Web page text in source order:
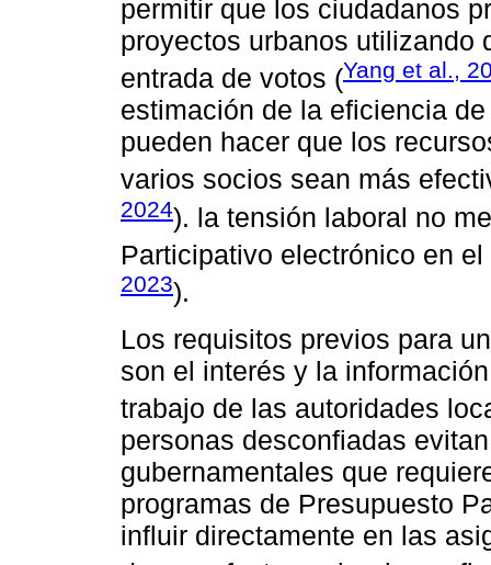
permitir que los ciudadanos
proyectos urbanos utilizando
entrada de votos (Yang et al.,
estimación de la eficiencia
pueden hacer que los
varios socios sean más
2024). la tensión laboral no
Participativo electrónico en
2023).
Los requisitos previos para
son el interés y la
trabajo de las autoridades
personas desconfiadas
gubernamentales que
programas de Presupuesto
influir directamente en las